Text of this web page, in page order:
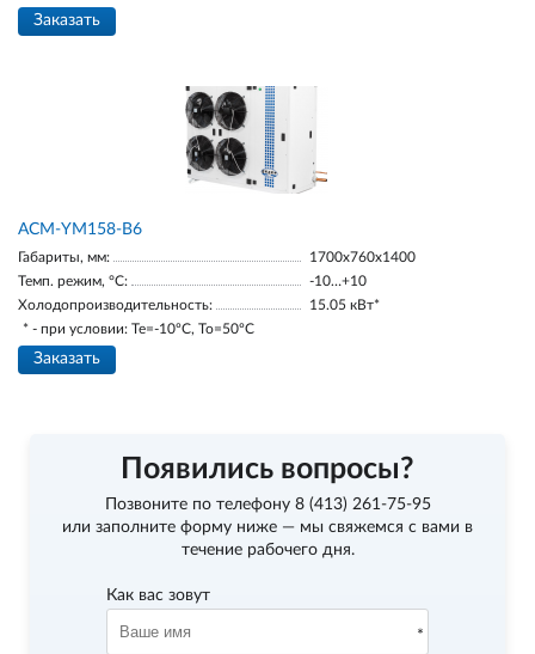
Заказать
АСМ-YM158-В6
Габариты, мм:
1700х760х1400
Темп. режим, °С:
-10…+10
Холодопроизводительность:
15.05 кВт*
* - при условии: Te=-10ºC, To=50ºC
Заказать
Появились вопросы?
Позвоните по телефону 8 (413) 261-75-95
или заполните форму ниже — мы свяжемся с вами в
течение рабочего дня.
Как вас зовут